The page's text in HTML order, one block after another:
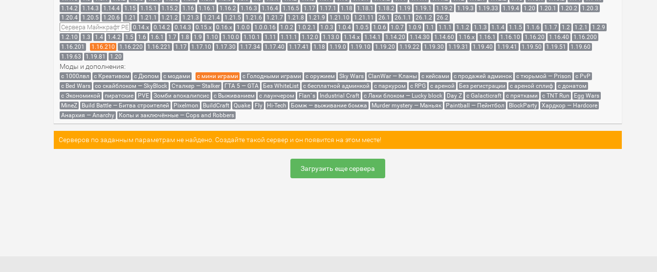
1.14.2
1.14.3 1.14.4 1.15 1.15.1 1.15.2 1.16 1.16.1 1.16.2 1.16.3 1.16.4 1.16.5 1.17 1.17.1 1.18 1.18.1 1.18.2 1.19 1.19.1 1.19.2 1.19.3 1.19.33 1.19.4 1.20 1.20.1 1.20.2
1.20.3
1.20.4
1.20.5 1.20.6 1.21 1.21.1 1.21.2 1.21.3 1.21.4 1.21.5 1.21.6 1.21.7 1.21.8 1.21.9 1.21.10 1.21.11 26.1 26.1.1 26.1.2 26.2
Сервера Майнкрафт PE 0.14.x 0.14.2 0.14.3 0.15.x 0.16.x 1.0.0 1.0.0.16 1.0.2 1.0.2.1 1.0.3 1.0.4 1.0.5 1.0.6 1.0.7 1.0.9 1.1 1.1.1 1.1.2 1.1.3 1.1.4 1.1.5 1.1.6 1.1.7 1.2 1.2.1
1.2.9
1.2.10
1.3 1.4 1.4.2 1.5 1.6 1.6.1 1.7 1.8 1.9 1.10 1.10.0 1.10.1 1.11 1.11.1 1.12.0 1.13.0 1.14.x 1.14.1 1.14.20 1.14.30 1.14.60 1.16.x 1.16.1 1.16.10 1.16.20 1.16.40
1.16.200
1.16.201
1.16.210 1.16.220 1.16.221 1.17 1.17.10 1.17.30 1.17.34 1.17.40 1.17.41 1.18 1.19.0 1.19.10 1.19.20 1.19.22 1.19.30 1.19.31 1.19.40 1.19.41 1.19.50 1.19.51
1.19.60
1.19.63
1.19.81 1.20
Моды и дополнения:
с 1000лвл c Креативом с Дюпом с модами с мини играми с Голодными играми с оружием Sky Wars ClanWar — Кланы с кейсами с продажей админок с тюрьмой — Prison
с PvP
с Bed Wars
со скайблоком — SkyBlock Сталкер — Stalker ГТА 5 — GTA Без WhiteList с бесплатной админкой с паркуром с RPG с ареной Без регистрации с ареной сплиф
с донатом
с Экономикой
пиратские PVE Зомби апокалипсис с Выживанием с лаунчером Flan`s Industrial Craft с Лаки блоком — Lucky block Day Z с Galacticraft с прятками с TNT Run
Egg Wars
MineZ
Build Battle — Битва строителей Pixelmon BuildCraft Quake Fly Hi-Tech Бомж — выживание бомжа Murder mystery — Маньяк Paintball — Пейнтбол BlockParty
Хардкор — Hardcore
Анархия — Anarchy
Копы и заключённые — Cops and Robbers
Серверов по заданным параметрам не найдено. Создайте такой сервер и он появится на этом месте!
Загрузить еще сервера